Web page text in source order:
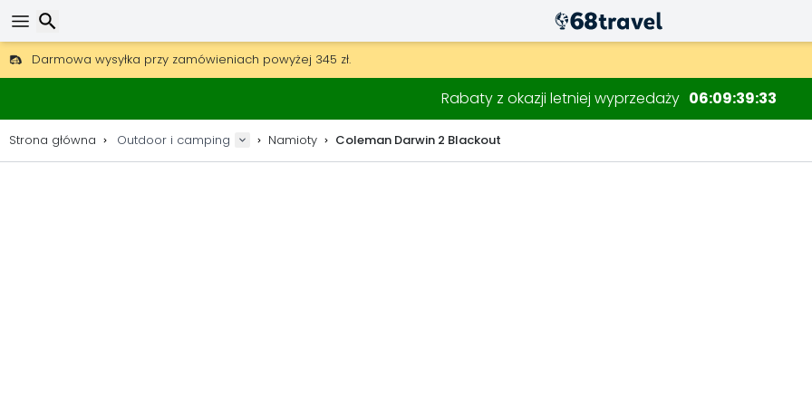
30 dni na zwrot, 90 dni na drewniane mapy i dekoracje.
Rabaty z okazji letniej wyprzedaży 06 09 39 32
Strona główna Outdoor i camping Namioty Coleman Darwin 2 Blackout